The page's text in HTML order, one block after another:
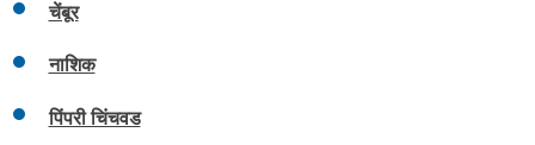
चेंबूर
नाशिक
पिंपरी चिंचवड